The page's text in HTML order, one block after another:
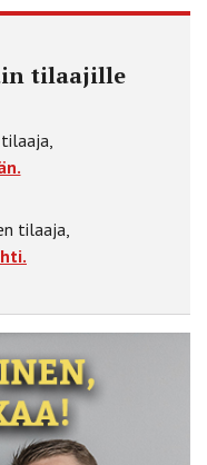
tilaajille
tilaaja,